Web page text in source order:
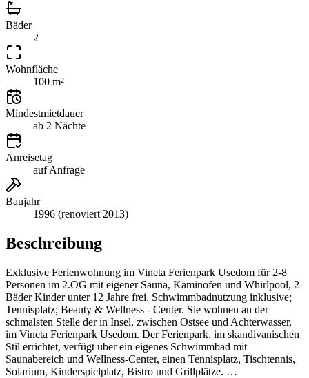
Bäder
2
Wohnfläche
100 m²
Mindestmietdauer
ab 2 Nächte
Anreisetag
auf Anfrage
Baujahr
1996 (renoviert 2013)
Beschreibung
Exklusive Ferienwohnung im Vineta Ferienpark Usedom für 2-8
Personen im 2.OG mit eigener Sauna, Kaminofen und Whirlpool, 2
Bäder Kinder unter 12 Jahre frei. Schwimmbadnutzung inklusive;
Tennisplatz; Beauty & Wellness - Center. Sie wohnen an der
schmalsten Stelle der in Insel, zwischen Ostsee und Achterwasser,
im Vineta Ferienpark Usedom. Der Ferienpark, im skandivanischen
Stil errichtet, verfügt über ein eigenes Schwimmbad mit
Saunabereich und Wellness-Center, einen Tennisplatz, Tischtennis,
Solarium, Kinderspielplatz, Bistro und Grillplätze. …